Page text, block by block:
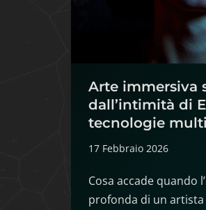
Arte immersiva
dall’intimità di
tecnologie
17 Febbraio 2026
Cosa accade quando
profonda di un